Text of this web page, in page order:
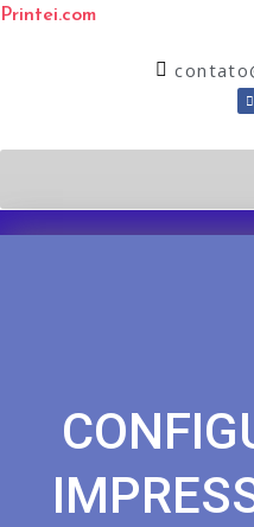
Printei.com